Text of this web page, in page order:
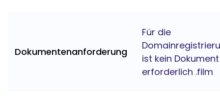
Dokumentenanforderung
Für die
ist kein Dokument
erforderlich .film